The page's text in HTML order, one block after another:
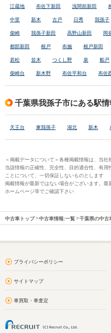
江蔵地 布佐下新田 浅間前新田
中里 新木 古戸 日秀 我孫子
柴崎 我孫子新田 高野山新田 岡
都部新田 根戸 布施 根戸新田
若松 並木 つくし野 泉 船戸
柴崎台 新木野 布佐平和台 布佐
千葉県我孫子市にある駅情
天王台 東我孫子 湖北 新木
＜掲載データについて＞各種掲載情報は、当
当該情報の正確性、完全性、目的適合性、有
ことについて、一切保証しないものとします
掲載情報が最新ではない場合がございます。
ホームページ等でご確認下さい
中古車トップ 中古車情報:一覧 千葉県の中古
プライバシーポリシー
サイトマップ
車買取・車査定